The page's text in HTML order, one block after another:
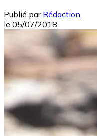
Publié par Rédaction
le 05/07/2018